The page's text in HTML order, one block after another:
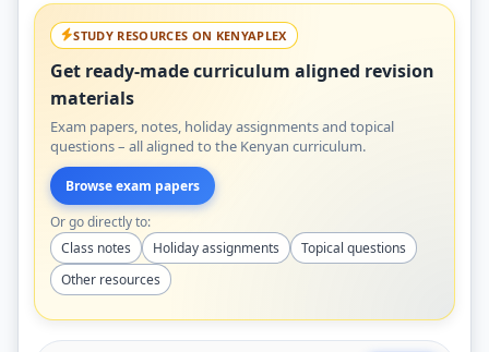
STUDY RESOURCES ON KENYAPLEX
Get ready-made curriculum aligned revision
materials
Exam papers, notes, holiday assignments and topical
questions – all aligned to the Kenyan curriculum.
Browse exam papers
Or go directly to:
Class notes
Holiday assignments
Topical questions
Other resources